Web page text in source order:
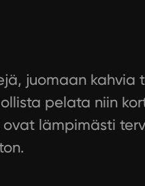
juomaan kahvia
pelata niin
lämpimästi